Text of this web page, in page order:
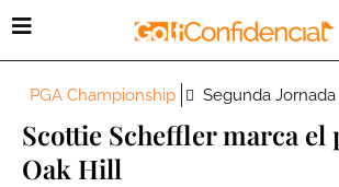
PGA Championship Segunda Jornada
Scottie Scheffler marca el
Oak Hill